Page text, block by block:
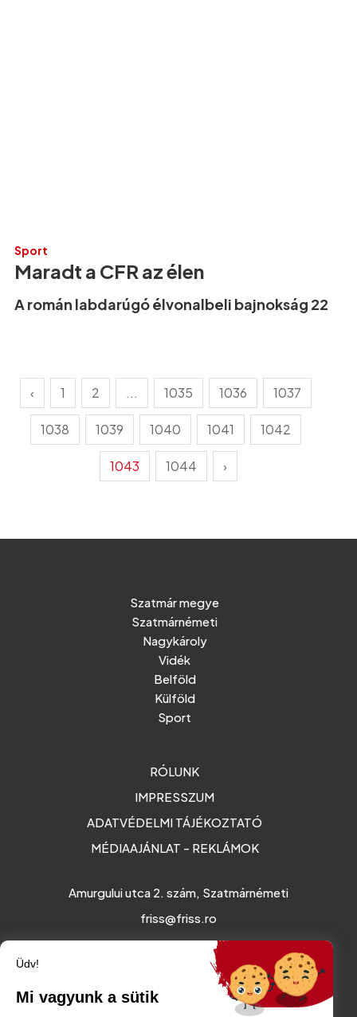
Sport
Maradt a CFR az élen
A román labdarúgó élvonalbeli bajnokság 22
‹ 1 2 ... 1035 1036 1037
1038 1039 1040 1041 1042
1043 1044 ›
Szatmár megye
Szatmárnémeti
Nagykároly
Vidék
Belföld
Külföld
Sport
RÓLUNK
IMPRESSZUM
ADATVÉDELMI TÁJÉKOZTATÓ
MÉDIAAJÁNLAT - REKLÁMOK
Amurgului utca 2. szám, Szatmárnémeti
friss@friss.ro
Üdv!
Mi vagyunk a sütik